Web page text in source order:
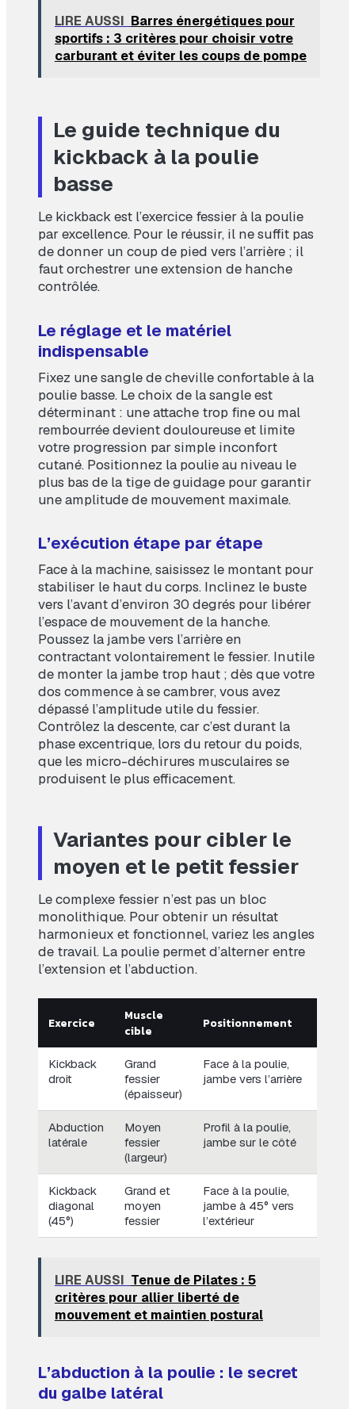
LIRE AUSSI Barres énergétiques pour
sportifs : 3 critères pour choisir votre
carburant et éviter les coups de pompe
Le guide technique du
kickback à la poulie
basse
Le kickback est l’exercice fessier à la poulie
par excellence. Pour le réussir, il ne suffit pas
de donner un coup de pied vers l’arrière ; il
faut orchestrer une extension de hanche
contrôlée.
Le réglage et le matériel
indispensable
Fixez une sangle de cheville confortable à la
poulie basse. Le choix de la sangle est
déterminant : une attache trop fine ou mal
rembourrée devient douloureuse et limite
votre progression par simple inconfort
cutané. Positionnez la poulie au niveau le
plus bas de la tige de guidage pour garantir
une amplitude de mouvement maximale.
L’exécution étape par étape
Face à la machine, saisissez le montant pour
stabiliser le haut du corps. Inclinez le buste
vers l’avant d’environ 30 degrés pour libérer
l’espace de mouvement de la hanche.
Poussez la jambe vers l’arrière en
contractant volontairement le fessier. Inutile
de monter la jambe trop haut ; dès que votre
dos commence à se cambrer, vous avez
dépassé l’amplitude utile du fessier.
Contrôlez la descente, car c’est durant la
phase excentrique, lors du retour du poids,
que les micro-déchirures musculaires se
produisent le plus efficacement.
Variantes pour cibler le
moyen et le petit fessier
Le complexe fessier n’est pas un bloc
monolithique. Pour obtenir un résultat
harmonieux et fonctionnel, variez les angles
de travail. La poulie permet d’alterner entre
l’extension et l’abduction.
Exercice
Muscle
cible
Positionnement
Kickback
droit
Grand
fessier
(épaisseur)
Face à la poulie,
jambe vers l’arrière
Abduction
latérale
Moyen
fessier
(largeur)
Profil à la poulie,
jambe sur le côté
Kickback
diagonal
(45°)
Grand et
moyen
fessier
Face à la poulie,
jambe à 45° vers
l’extérieur
LIRE AUSSI Tenue de Pilates : 5
critères pour allier liberté de
mouvement et maintien postural
L’abduction à la poulie : le secret
du galbe latéral